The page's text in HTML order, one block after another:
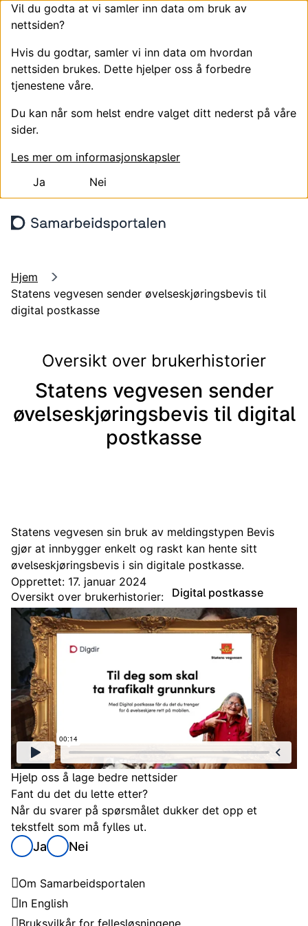
Vil du godta at vi samler inn data om bruk av
nettsiden?
Hvis du godtar, samler vi inn data om hvordan
nettsiden brukes. Dette hjelper oss å forbedre
tjenestene våre.
Du kan når som helst endre valget ditt nederst på våre
sider.
Les mer om informasjonskapsler
Ja
Nei
Hjem
Statens vegvesen sender øvelseskjøringsbevis til
digital postkasse
Oversikt over brukerhistorier
Statens vegvesen sender
øvelseskjøringsbevis til digital
postkasse
Statens vegvesen sin bruk av meldingstypen Bevis
gjør at innbygger enkelt og raskt kan hente sitt
øvelseskjøringsbevis i sin digitale postkasse.
Opprettet: 17. januar 2024
Oversikt over brukerhistorier:
Digital postkasse
Hjelp oss å lage bedre nettsider
Fant du det du lette etter?
Når du svarer på spørsmålet dukker det opp et
tekstfelt som må fylles ut.
Ja Nei
Om Samarbeidsportalen
In English
Bruksvilkår for fellesløsningene